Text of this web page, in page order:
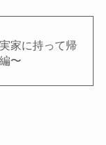
家に持って帰
〜